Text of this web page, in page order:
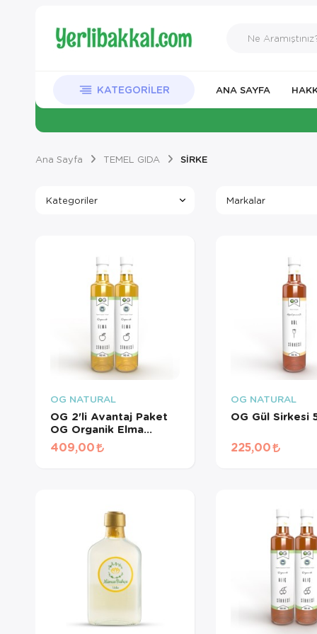
KATEGORILER ANA SAYFA
Ana Sayfa TEMEL GIDA SİRKE
Kategoriler Markalar
OG NATURAL
OG 2'li Avantaj Paket
OG Organik Elma
Sirkesi 500ML
409,00
OG NATURAL
OG Gül Sirkesi
225,00